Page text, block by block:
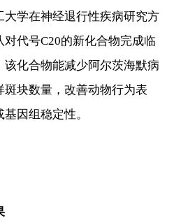
学在神经退行性疾病研究方
代号C20的新化合物完成临
该化合物能减少阿尔茨海默病
块数量，改善动物行为表
因组稳定性。